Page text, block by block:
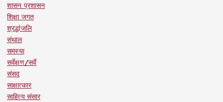
शासन प्रशासन
शिक्षा जगत
श्रद्धांजलि
संथाल
समस्या
सर्वेक्षण/सर्वे
संसद
साक्षात्कार
साहित्य संसार